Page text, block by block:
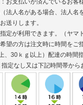
お支払いが済んでいるお客
法人名がある場合、法人名
送りします。
定が利用できます。（ヤマ
望の方は注文時に時間をご
、30ｋｇ以上）配達の時間
指定なし又は下記時間帯から